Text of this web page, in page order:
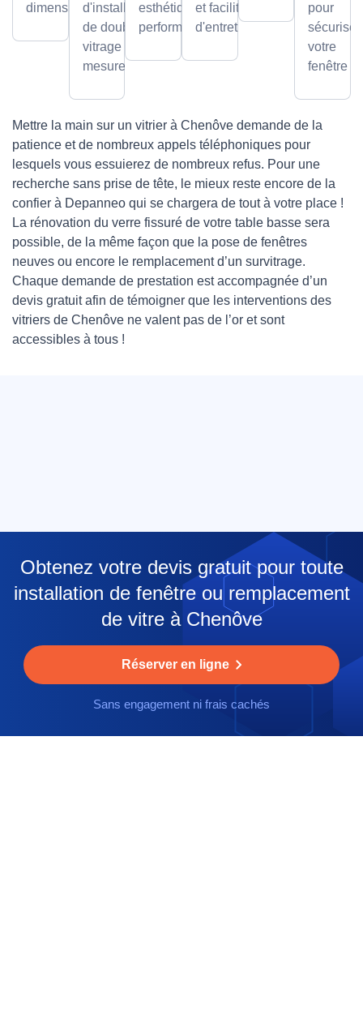
dimensions.d'installation
de double
vitrage sur
mesure.
esthétique et
performance.
et facilité
d'entretien.
pour
sécuriser
votre
fenêtre
Mettre la main sur un vitrier à Chenôve demande de la
patience et de nombreux appels téléphoniques pour
lesquels vous essuierez de nombreux refus. Pour une
recherche sans prise de tête, le mieux reste encore de la
confier à Depanneo qui se chargera de tout à votre place !
La rénovation du verre fissuré de votre table basse sera
possible, de la même façon que la pose de fenêtres
neuves ou encore le remplacement d’un survitrage.
Chaque demande de prestation est accompagnée d’un
devis gratuit afin de témoigner que les interventions des
vitriers de Chenôve ne valent pas de l’or et sont
accessibles à tous !
Obtenez votre devis gratuit pour toute
installation de fenêtre ou remplacement
de vitre à Chenôve
Réserver en ligne
Sans engagement ni frais cachés